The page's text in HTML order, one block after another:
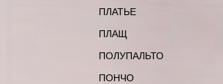
ПЛАТЬЕ
ПЛАЩ
ПОЛУПАЛЬТО
ПОНЧО